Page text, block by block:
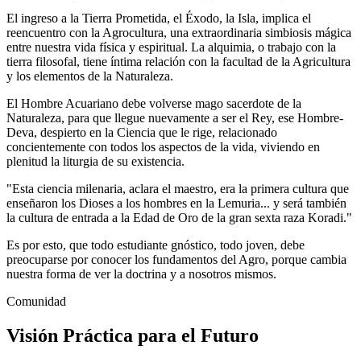
El ingreso a la Tierra Prometida, el Éxodo, la Isla, implica el
reencuentro con la Agrocultura, una extraordinaria simbiosis mágica
entre nuestra vida física y espiritual. La alquimia, o trabajo con la
tierra filosofal, tiene íntima relación con la facultad de la Agricultura
y los elementos de la Naturaleza.
El Hombre Acuariano debe volverse mago sacerdote de la
Naturaleza, para que llegue nuevamente a ser el Rey, ese Hombre-
Deva, despierto en la Ciencia que le rige, relacionado
concientemente con todos los aspectos de la vida, viviendo en
plenitud la liturgia de su existencia.
"Esta ciencia milenaria, aclara el maestro, era la primera cultura que
enseñaron los Dioses a los hombres en la Lemuria... y será también
la cultura de entrada a la Edad de Oro de la gran sexta raza Koradi."
Es por esto, que todo estudiante gnóstico, todo joven, debe
preocuparse por conocer los fundamentos del Agro, porque cambia
nuestra forma de ver la doctrina y a nosotros mismos.
Comunidad
Visión Práctica para el Futuro